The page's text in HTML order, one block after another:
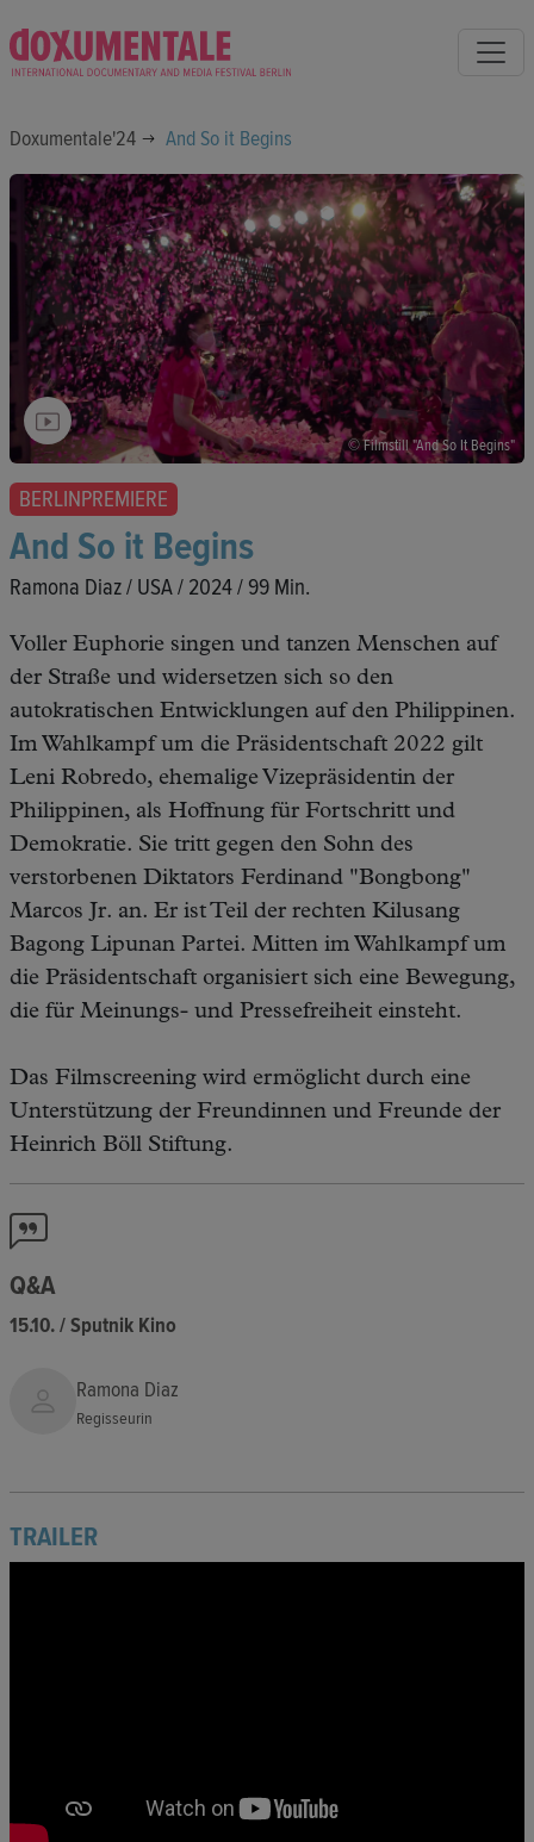
Doxumentale'24 And So it Begins
© Filmstill "And So It Begins"
BERLINPREMIERE
And So it Begins
Ramona Diaz / USA / 2024 / 99 Min.
Voller Euphorie singen und tanzen Menschen auf
der Straße und widersetzen sich so den
autokratischen Entwicklungen auf den Philippinen.
Im Wahlkampf um die Präsidentschaft 2022 gilt
Leni Robredo, ehemalige Vizepräsidentin der
Philippinen, als Hoffnung für Fortschritt und
Demokratie. Sie tritt gegen den Sohn des
verstorbenen Diktators Ferdinand "Bongbong"
Marcos Jr. an. Er ist Teil der rechten Kilusang
Bagong Lipunan Partei. Mitten im Wahlkampf um
die Präsidentschaft organisiert sich eine Bewegung,
die für Meinungs- und Pressefreiheit einsteht.
Das Filmscreening wird ermöglicht durch eine
Unterstützung der Freundinnen und Freunde der
Heinrich Böll Stiftung.
Q&A
15.10. / Sputnik Kino
Ramona Diaz
Regisseurin
TRAILER